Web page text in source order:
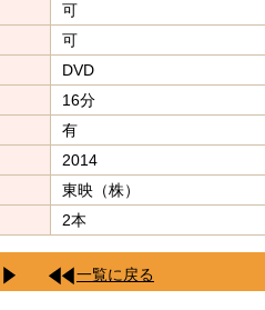
可
可
DVD
16分
有
2014
東映（株）
2本
一覧に戻る